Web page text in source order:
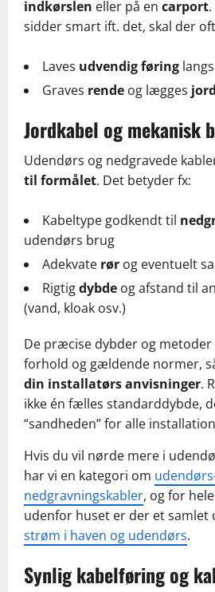
indkørslen eller på en carport
sidder smart ift. det, skal der
Laves udvendig føring
Graves rende og lægges
Jordkabel og mekanisk
Udendørs og nedgravede
til formålet. Det betyder fx:
Kabeltype godkendt til
udendørs brug
Adekvate rør og eventuelt
Rigtigdybde og afstand til
(vand, kloak osv.)
De præcise dybder og
forhold og gældende normer,
din installatørs anvisninger.
ikke én fælles standarddybde,
“sandheden” for alle
Hvis du vil nørde mere i
har vi en kategori om
nedgravningskabler, og for
udenfor huset er der et samlet
strøm i haven og udendørs.
Synlig kabelføring og